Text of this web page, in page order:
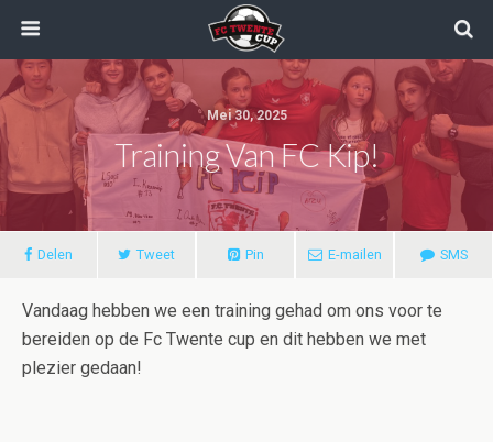
Mei 30, 2025
Training Van FC Kip!
Delen Tweet Pin E-mailen SMS
Vandaag hebben we een training gehad om ons voor te
bereiden op de Fc Twente cup en dit hebben we met
plezier gedaan!